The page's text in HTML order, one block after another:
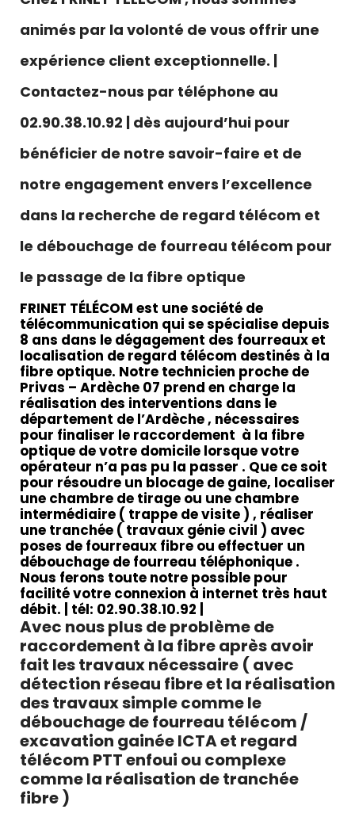
animés par la volonté de vous offrir une
expérience client exceptionnelle. |
Contactez-nous par téléphone au
02.90.38.10.92 | dès aujourd’hui pour
bénéficier de notre savoir-faire et de
notre engagement envers l’excellence
dans la recherche de regard télécom et
le débouchage de fourreau télécom pour
le passage de la fibre optique
FRINET TÉLÉCOM est une société de
télécommunication qui se spécialise depuis
8 ans dans le dégagement des fourreaux et
localisation de regard télécom destinés à la
fibre optique. Notre technicien proche de
Privas – Ardèche 07 prend en charge la
réalisation des interventions dans le
département de l’Ardèche , nécessaires
pour finaliser le raccordement à la fibre
optique de votre domicile lorsque votre
opérateur n’a pas pu la passer . Que ce soit
pour résoudre un blocage de gaine, localiser
une chambre de tirage ou une chambre
intermédiaire ( trappe de visite ) , réaliser
une tranchée ( travaux génie civil ) avec
poses de fourreaux fibre ou effectuer un
débouchage de fourreau téléphonique .
Nous ferons toute notre possible pour
facilité votre connexion à internet très haut
débit. | tél: 02.90.38.10.92 |
Avec nous plus de problème de
raccordement à la fibre après avoir
fait les travaux nécessaire ( avec
détection réseau fibre et la réalisation
des travaux simple comme le
débouchage de fourreau télécom /
excavation gainée ICTA et regard
télécom PTT enfoui ou complexe
comme la réalisation de tranchée
fibre )